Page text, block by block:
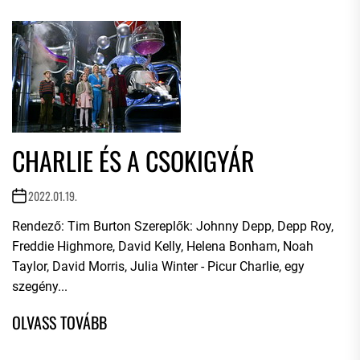
CHARLIE ÉS A CSOKIGYÁR
2022.01.19.
Rendező: Tim Burton Szereplők: Johnny Depp, Depp Roy,
Freddie Highmore, David Kelly, Helena Bonham, Noah
Taylor, David Morris, Julia Winter - Picur Charlie, egy
szegény...